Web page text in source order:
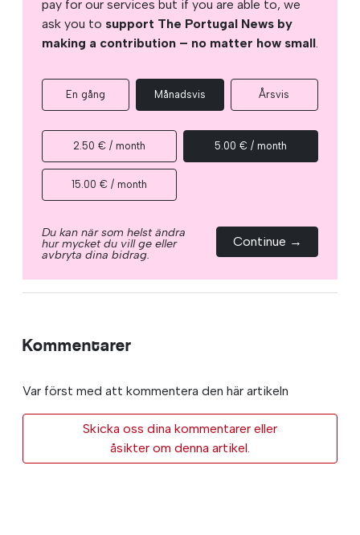
pay for our services but if you are able to, we
ask you to support The Portugal News by
making a contribution – no matter how small.
En gång Månadsvis Årsvis
2.50 € / month 5.00 € / month
15.00 € / month
Du kan när som helst ändra
hur mycket du vill ge eller
avbryta dina bidrag.
Continue →
Kommentarer
Var först med att kommentera den här artikeln
Skicka oss dina kommentarer eller
åsikter om denna artikel.